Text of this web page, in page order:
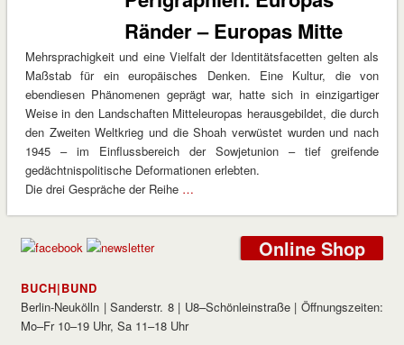
Ränder – Europas Mitte
Mehrsprachigkeit und eine Vielfalt der Identitätsfacetten gelten als
Maßstab für ein europäisches Denken. Eine Kultur, die von
ebendiesen Phänomenen geprägt war, hatte sich in einzigartiger
Weise in den Landschaften Mitteleuropas herausgebildet, die durch
den Zweiten Weltkrieg und die Shoah verwüstet wurden und nach
1945 – im Einflussbereich der Sowjetunion – tief greifende
gedächtnispolitische Deformationen erlebten.
Die drei Gespräche der Reihe …
Online Shop
BUCH|BUND
Berlin-Neukölln | Sanderstr. 8 | U8–Schönleinstraße | Öffnungszeiten:
Mo–Fr 10–19 Uhr, Sa 11–18 Uhr